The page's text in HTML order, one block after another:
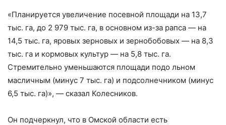
«Планируется увеличение посевной площади на 13,7
тыс. га, до 2 979 тыс. га, в основном из-за рапса — на
14,5 тыс. га, яровых зерновых и зернобобовых — на 8,3
тыс. га и кормовых культур — на 5,8 тыс. га.
Стремительно уменьшаются площади подо льном
масличным (минус 7 тыс. га) и подсолнечником (минус
6,5 тыс. га)», — сказал Колесников.
Он подчеркнул, что в Омской области есть